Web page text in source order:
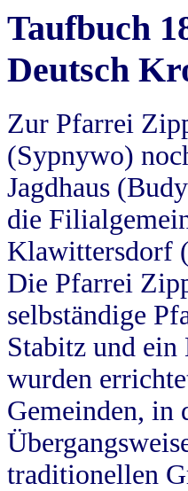
Taufbuch
Deutsch
Zur Pfarrei
(Sypnywo)
Jagdhaus
die
Klawittersdorf
Die Pfarrei
selbständige
Stabitz und
wurden
Gemeinden, in
traditionellen